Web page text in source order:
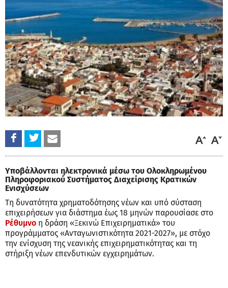
Υποβάλλονται ηλεκτρονικά μέσω του Ολοκληρωμένου
Πληροφοριακού Συστήματος Διαχείρισης Κρατικών
Ενισχύσεων
Τη δυνατότητα χρηματοδότησης νέων και υπό σύσταση
επιχειρήσεων για διάστημα έως 18 μηνών παρουσίασε στο
Ρέθυμνο η δράση «Ξεκινώ Επιχειρηματικά» του
προγράμματος «Ανταγωνιστικότητα 2021-2027», με στόχο
την ενίσχυση της νεανικής επιχειρηματικότητας και τη
στήριξη νέων επενδυτικών εγχειρημάτων.